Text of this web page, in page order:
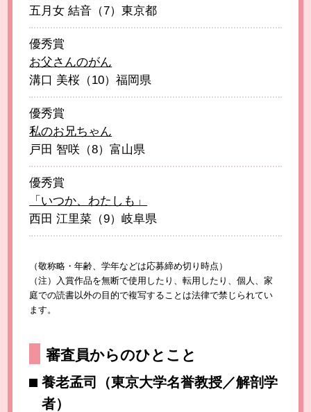
五月女 結音（7）東京都
優秀賞
お父さんのがん
溝口 美桜（10）福岡県
優秀賞
私のお兄ちゃん
戸田 智咲（8）富山県
優秀賞
「いつか、わたしも」
西田 江里菜（9）岐阜県
（敬称略・年齢、学年などは応募締め切り時点）
（注）入賞作品を無断で使用したり、転用したり、個人、家
庭での読書以外の目的で複写することは法律で禁じられてい
ます。
審査員からのひとこと
養老孟司（東京大学名誉教授／解剖学
者）